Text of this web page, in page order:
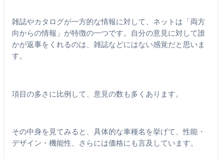
雑誌やカタログが一方的な情報に対して、ネットは「両方
向からの情報」が特徴の一つです。自分の意見に対して誰
かが返事をくれるのは、雑誌などにはない感覚だと思いま
す。
項目の多さに比例して、意見の数も多くあります。
その中身を見てみると、具体的な車種名を挙げて、性能・
デザイン・機能性、さらには価格にも言及しています。